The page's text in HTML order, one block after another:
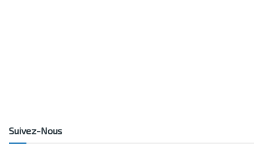
Suivez-Nous